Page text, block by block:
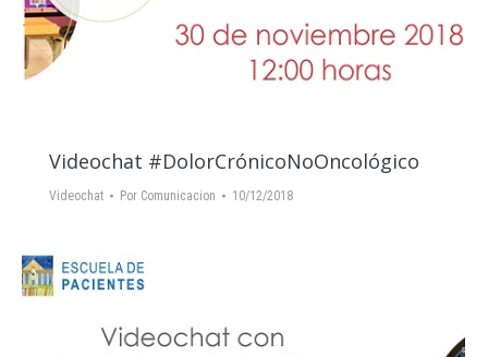
Videochat #DolorCrónicoNoOncológico
Videochat Por Comunicacion 10/12/2018